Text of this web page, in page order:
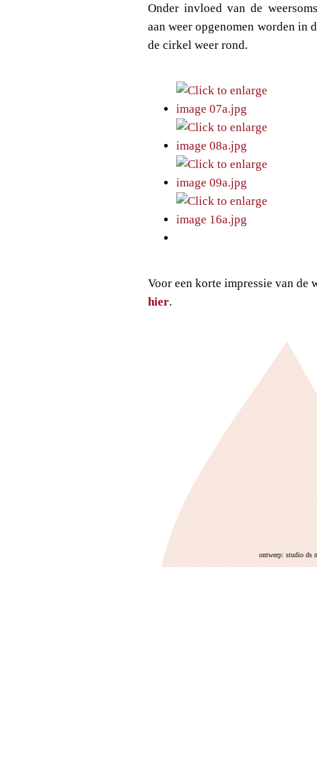
Onder invloed van de
aan weer opgenomen worden in
de cirkel weer rond.
Voor een korte impressie van de
hier.
ontwerp: studio ds